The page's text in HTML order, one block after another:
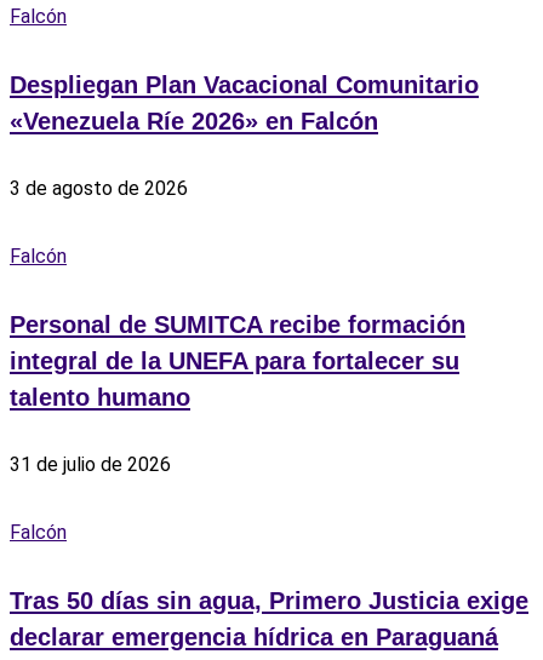
Falcón
Despliegan Plan Vacacional Comunitario
«Venezuela Ríe 2026» en Falcón
3 de agosto de 2026
Falcón
Personal de SUMITCA recibe formación
integral de la UNEFA para fortalecer su
talento humano
31 de julio de 2026
Falcón
Tras 50 días sin agua, Primero Justicia exige
declarar emergencia hídrica en Paraguaná